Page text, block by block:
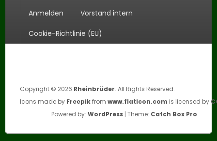
Anmelden Vorstand intern
Cookie-Richtlinie (EU)
Copyright © 2026 Rheinbrüder. All Rights Reserved.
Icons made by Freepikfromwww.flaticon.com is licensed by
Powered by: WordPress| Theme: Catch Box Pro